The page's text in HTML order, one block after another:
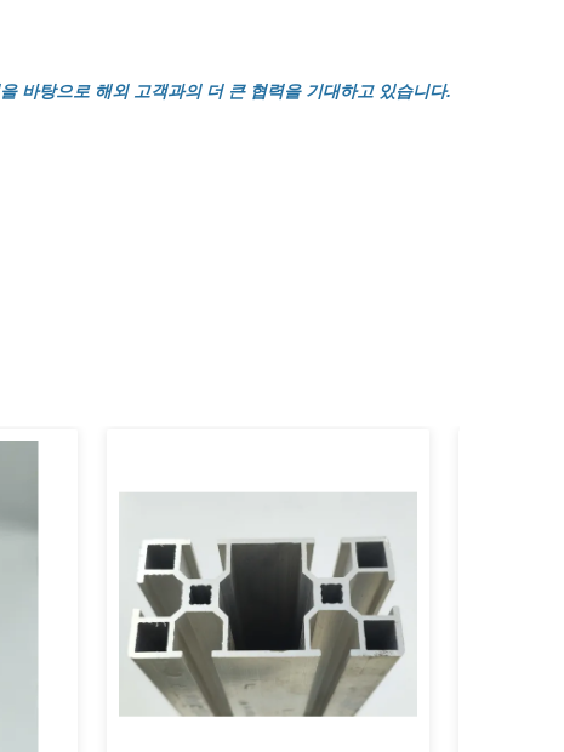
바탕으로 해외 고객과의 더 큰 협력을 기대하고 있습니다.